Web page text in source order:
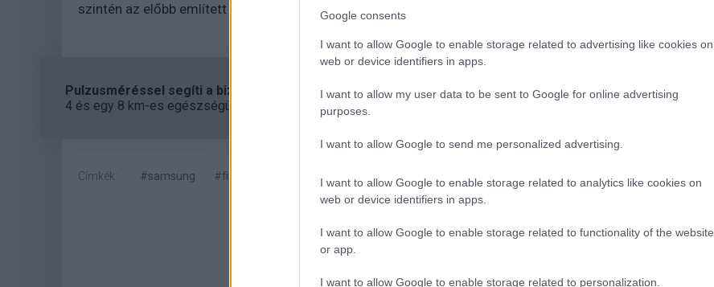
Google consents
I want to allow Google to enable storage related to advertising like cookies on
web or device identifiers in apps.
I want to allow my user data to be sent to Google for online advertising
purposes.
I want to allow Google to send me personalized advertising.
I want to allow Google to enable storage related to analytics like cookies on
web or device identifiers in apps.
I want to allow Google to enable storage related to functionality of the website
or app.
I want to allow Google to enable storage related to personalization.
szintén az előbb említett okostelefonnal rögzítettek jeleneteket.
Pulzusméréssel segíti a biztonságos mozgást az új balatoni kardioösvény (X)
4 és egy 8 km-es egészségügyi tanösvény nyílt Balatonalmádiban.
Címkék: #samsung #film
Tetszik